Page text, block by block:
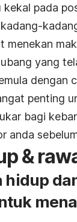
pada
menekan
yang
dengan
penting
bagi
anda
&